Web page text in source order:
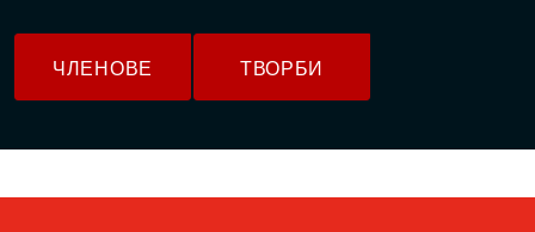
ЧЛЕНОВЕ ТВОРБИ